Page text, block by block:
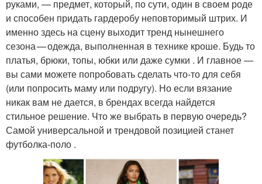
руками, — предмет, который, по сути, один в своем роде
и способен придать гардеробу неповторимый штрих. И
именно здесь на сцену выходит тренд нынешнего
сезона — одежда, выполненная в технике кроше. Будь то
платья, брюки, топы, юбки или даже сумки . И главное —
вы сами можете попробовать сделать что-то для себя
(или попросить маму или подругу). Но если вязание
никак вам не дается, в брендах всегда найдется
стильное решение. Что же выбрать в первую очередь?
Самой универсальной и трендовой позицией станет
футболка‑поло .